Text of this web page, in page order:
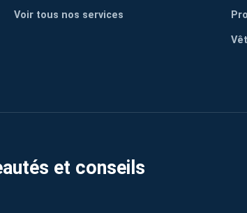
Voir tous nos services
et conseils